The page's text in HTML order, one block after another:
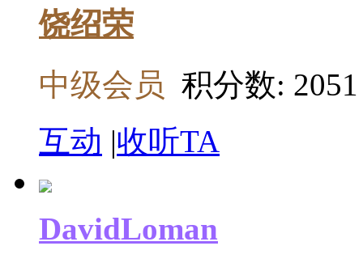
饶绍荣
中级会员 积分数: 2051
互动 |收听TA
DavidLoman